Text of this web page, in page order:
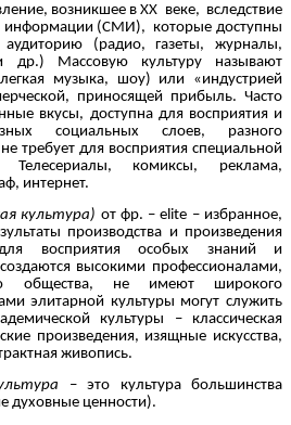
возникшее в XX веке, вследствие
информации (СМИ), которые доступны
(радио, газеты, журналы,
др.) Массовую культуру называют
музыка, шоу) или «индустрией
приносящей прибыль. Часто
вкусы, доступна для восприятия и
социальных слоев, разного
требует для восприятия специальной
комиксы, реклама,
интернет.
культура) от фр. – elite – избранное,
производства и произведения
восприятия особых знаний и
высокими профессионалами,
общества, не имеют широкого
элитарной культуры могут служить
культуры – классическая
произведения, изящные искусства,
живопись.
– это культура большинства
духовные ценности).